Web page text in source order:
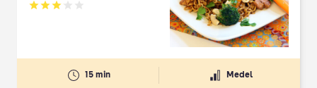
Betyg: 3.08 av 5
15 min Medel